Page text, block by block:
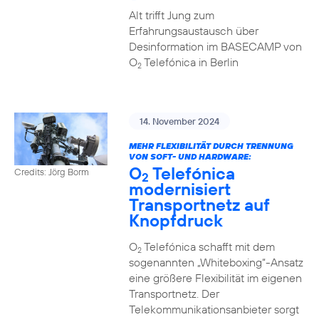
Alt trifft Jung zum
Erfahrungsaustausch über
Desinformation im BASECAMP von
O2Telefónica in Berlin
Credits: Jörg Borm
14. November 2024
MEHR FLEXIBILITÄT DURCH TRENNUNG
VON SOFT- UND HARDWARE:
O2 Telefónica
modernisiert
Transportnetz auf
Knopfdruck
O2Telefónica schafft mit dem
sogenannten „Whiteboxing“-Ansatz
eine größere Flexibilität im eigenen
Transportnetz. Der
Telekommunikationsanbieter sorgt